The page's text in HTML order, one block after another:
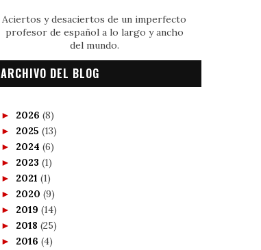
Aciertos y desaciertos de un imperfecto
profesor de español a lo largo y ancho
del mundo.
ARCHIVO DEL BLOG
► 2026 (8)
► 2025 (13)
► 2024 (6)
► 2023 (1)
► 2021 (1)
► 2020 (9)
► 2019 (14)
► 2018 (25)
► 2016 (4)